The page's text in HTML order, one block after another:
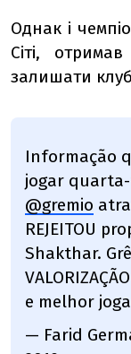
Однак і
Сіті,
залишати
Informação
jogar
@gremio
REJEITOU
Shakthar.
e melhor
— Farid